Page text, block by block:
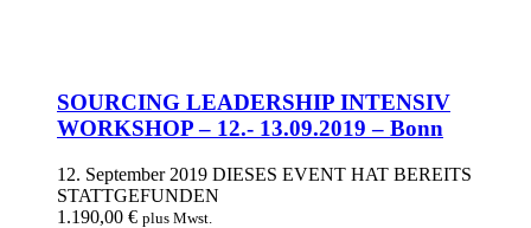
SOURCING LEADERSHIP INTENSIV
WORKSHOP – 12.- 13.09.2019 – Bonn
12. September 2019 DIESES EVENT HAT BEREITS
STATTGEFUNDEN
1.190,00 € plus Mwst.